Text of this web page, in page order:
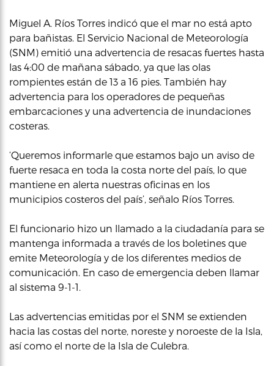
Miguel A. Ríos Torres indicó que el mar no está apto
para bañistas. El Servicio Nacional de Meteorología
(SNM) emitió una advertencia de resacas fuertes hasta
las 4:00 de mañana sábado, ya que las olas
rompientes están de 13 a 16 pies. También hay
advertencia para los operadores de pequeñas
embarcaciones y una advertencia de inundaciones
costeras.
‘Queremos informarle que estamos bajo un aviso de
fuerte resaca en toda la costa norte del país, lo que
mantiene en alerta nuestras oficinas en los
municipios costeros del país’, señalo Ríos Torres.
El funcionario hizo un llamado a la ciudadanía para se
mantenga informada a través de los boletines que
emite Meteorología y de los diferentes medios de
comunicación. En caso de emergencia deben llamar
al sistema 9-1-1.
Las advertencias emitidas por el SNM se extienden
hacia las costas del norte, noreste y noroeste de la Isla,
así como el norte de la Isla de Culebra.